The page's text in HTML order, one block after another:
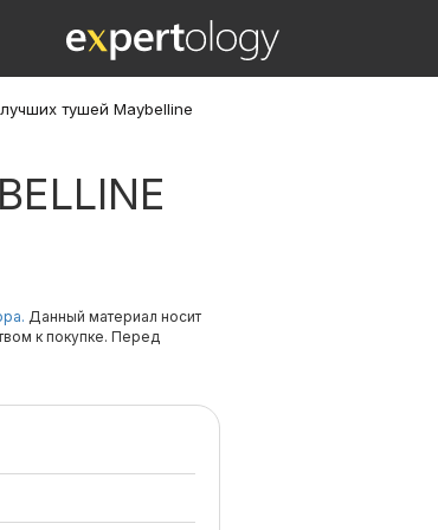
тушей Maybelline
Данный материал носит
к покупке. Перед